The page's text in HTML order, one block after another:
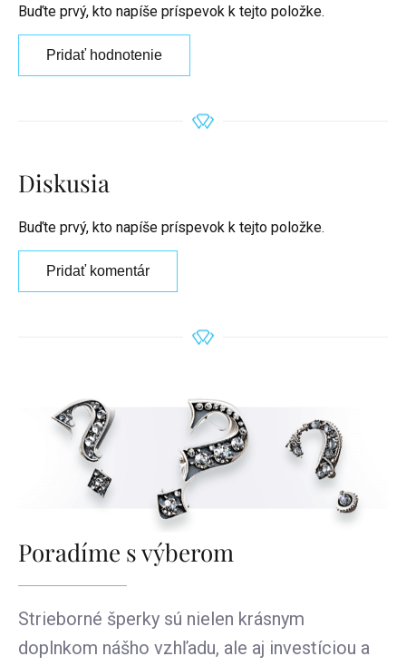
Buďte prvý, kto napíše príspevok k tejto položke.
Pridať hodnotenie
Diskusia
Buďte prvý, kto napíše príspevok k tejto položke.
Pridať komentár
Poradíme s výberom
Strieborné šperky sú nielen krásnym
doplnkom nášho vzhľadu, ale aj investíciou a